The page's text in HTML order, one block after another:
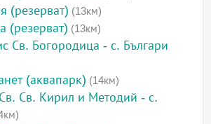
(резерват) (13км)
(резерват) (13км)
Св. Богородица - с. Българи
(аквапарк) (14км)
Св. Кирил и Методий - с.